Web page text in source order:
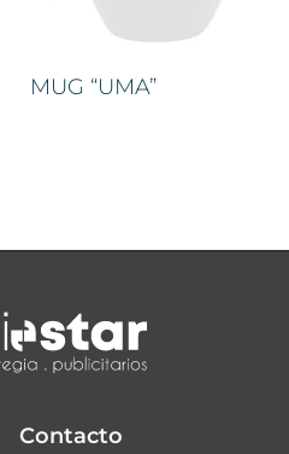
MUG “UMA”
Contacto